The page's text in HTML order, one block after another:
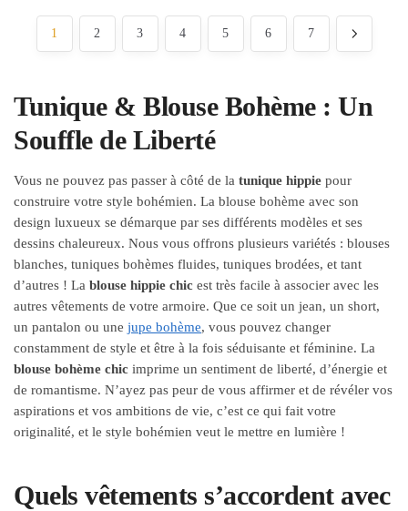
1 2 3 4 5 6 7
Tunique & Blouse Bohème : Un
Souffle de Liberté
Vous ne pouvez pas passer à côté de la tunique hippie pour
construire votre style bohémien. La blouse bohème avec son
design luxueux se démarque par ses différents modèles et ses
dessins chaleureux. Nous vous offrons plusieurs variétés : blouses
blanches, tuniques bohèmes fluides, tuniques brodées, et tant
d’autres ! La blouse hippie chic est très facile à associer avec les
autres vêtements de votre armoire. Que ce soit un jean, un short,
un pantalon ou une jupe bohème, vous pouvez changer
constamment de style et être à la fois séduisante et féminine. La
blouse bohème chic imprime un sentiment de liberté, d’énergie et
de romantisme. N’ayez pas peur de vous affirmer et de révéler vos
aspirations et vos ambitions de vie, c’est ce qui fait votre
originalité, et le style bohémien veut le mettre en lumière !
Quels vêtements s’accordent avec